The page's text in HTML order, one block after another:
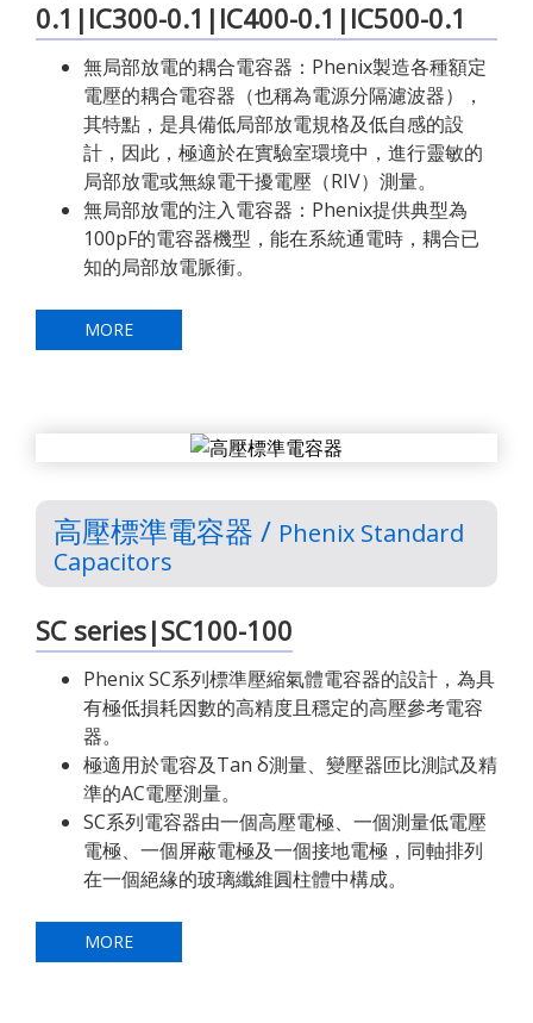
0.1|IC300-0.1|IC400-0.1|IC500-0.1
無局部放電的耦合電容器：Phenix製造各種額定
電壓的耦合電容器（也稱為電源分隔濾波器），
其特點，是具備低局部放電規格及低自感的設
計，因此，極適於在實驗室環境中，進行靈敏的
局部放電或無線電干擾電壓（RIV）測量。
無局部放電的注入電容器：Phenix提供典型為
100pF的電容器機型，能在系統通電時，耦合已
知的局部放電脈衝。
MORE
高壓標準電容器 / Phenix Standard
Capacitors
SC series|SC100-100
Phenix SC系列標準壓縮氣體電容器的設計，為具
有極低損耗因數的高精度且穩定的高壓參考電容
器。
極適用於電容及Tan δ測量、變壓器匝比測試及精
準的AC電壓測量。
SC系列電容器由一個高壓電極、一個測量低電壓
電極、一個屏蔽電極及一個接地電極，同軸排列
在一個絕緣的玻璃纖維圓柱體中構成。
MORE